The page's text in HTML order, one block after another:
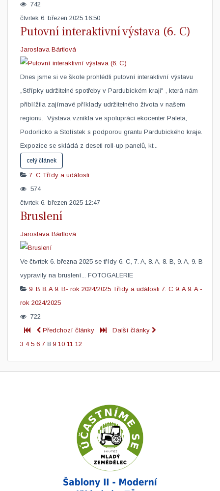
742
čtvrtek 6. březen 2025 16:50
Putovní interaktivní výstava (6. C)
Jaroslava Bártlová
Dnes jsme si ve škole prohlédli putovní interaktivní výstavu
„Střípky udržitelné spotřeby v Pardubickém kraji" , která nám
přiblížila zajímavé příklady udržitelného života v našem
regionu. Výstava vznikla ve spolupráci ekocenter Paleta,
Podorlicko a Stolístek s podporou grantu Pardubického kraje.
Expozice se skládá z deseti roll-up panelů, kt...
celý článek
7. C Třídy a události
574
čtvrtek 6. březen 2025 12:47
Bruslení
Jaroslava Bártlová
Ve čtvrtek 6. března 2025 se třídy 6. C, 7. A, 8. A, 8. B, 9. A, 9. B
vypravily na bruslení... FOTOGALERIE
9. B 8. A 9. B- rok 2024/2025 Třídy a události 7. C 9. A 9. A -
rok 2024/2025
722
Předchozí články
Další články
3 4 5 6 7 8 9 10 11 12